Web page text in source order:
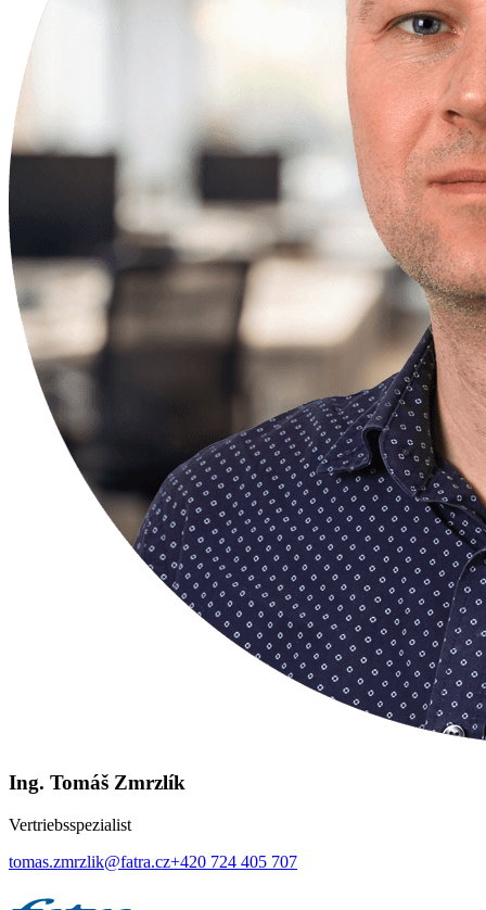
Ing. Tomáš Zmrzlík
Vertriebsspezialist
tomas.zmrzlik@fatra.cz+420 724 405 707